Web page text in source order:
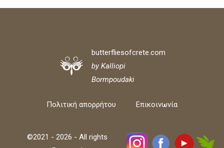
butterfliesofcrete.com
by Kalliopi
Bormpoudaki
Πολιτική απορρήτου Επικοινωνία
©2021 - 2026 - All rights